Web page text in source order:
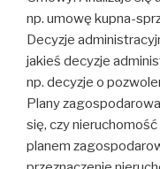
np. umowę kupna-
Decyzje
jakieś decyzje
np. decyzje o
Plany
się, czy
planem